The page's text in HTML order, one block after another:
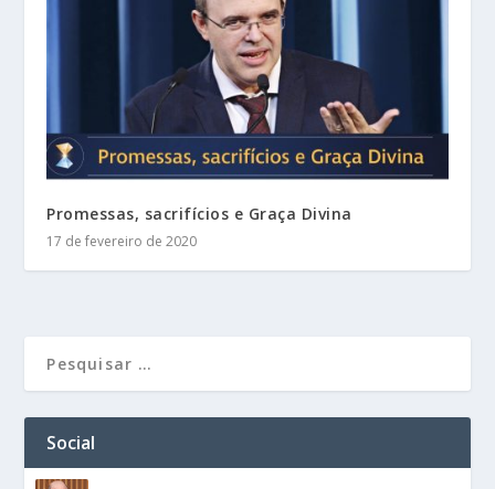
Promessas, sacrifícios e Graça Divina
17 de fevereiro de 2020
Social